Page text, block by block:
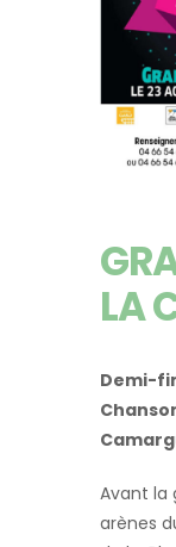
LA
Demi-
Avant la
arènes